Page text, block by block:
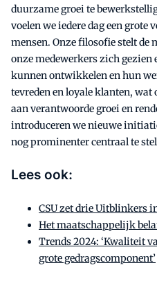
duurzame groei te
voelen we iedere dag een
mensen. Onze filosofie stelt de
onze medewerkers zich gezien
kunnen ontwikkelen en hun
tevreden en loyale klanten,
aan verantwoorde groei en
introduceren we nieuwe
nog prominenter centraal te
Lees ook:
CSU zet drie Uitblinkers
Het maatschappelijk
Trends 2024: ‘Kwaliteit
grote gedragscomponent’